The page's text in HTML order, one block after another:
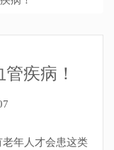
疾病！
年人才会患这类